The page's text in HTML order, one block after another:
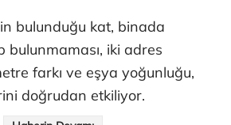
bulunduğu kat, binada
bulunmaması, iki adres
farkı ve eşya yoğunluğu,
doğrudan etkiliyor.